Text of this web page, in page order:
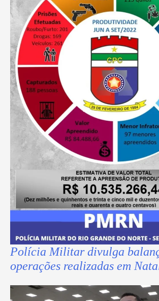
Polícia Militar divulga
operações realizadas em